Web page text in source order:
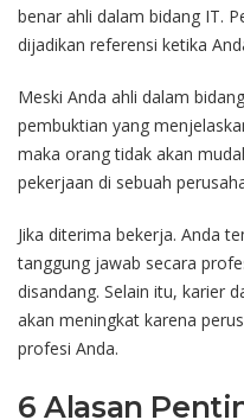
benar ahli dalam bidang IT.
dijadikan referensi ketika
Meski Anda ahli dalam bidang
pembuktian yang
maka orangtidak akan
pekerjaan di sebuah
Jika diterima bekerja. Anda
tanggung jawab secara
disandang. Selain itu, karier
akan meningkat karena
profesi Anda.
6Alasan